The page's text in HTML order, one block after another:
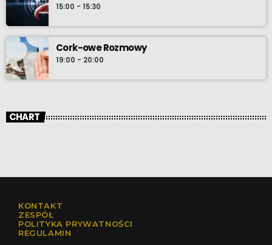
15:00 - 15:30
Cork-owe Rozmowy
19:00 - 20:00
CHART
KONTAKT
ZESPÓŁ
POLITYKA PRYWATNOŚCI
REGULAMIN